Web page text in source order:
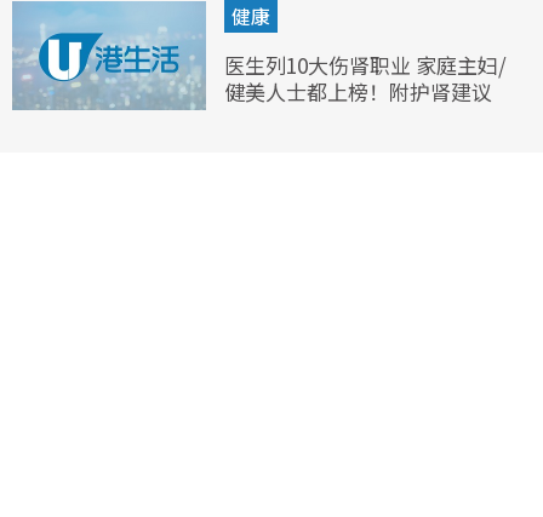
健康
医生列10大伤肾职业 家庭主妇/
健美人士都上榜！附护肾建议